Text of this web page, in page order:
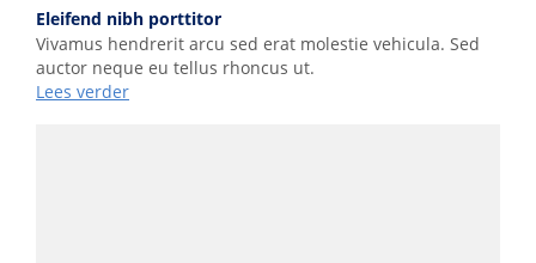
Eleifend nibh porttitor
Vivamus hendrerit arcu sed erat molestie vehicula. Sed
auctor neque eu tellus rhoncus ut.
Lees verder